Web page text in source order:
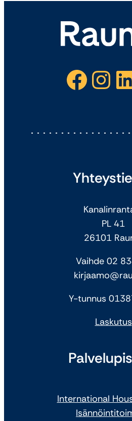
Facebook Instagram LinkedIn
PL 41
26101
Vaihde 02
Y-tunnus
Laskutus
International